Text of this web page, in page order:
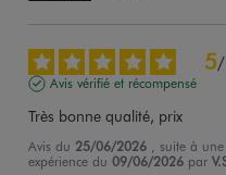
5/
Avis vérifié et récompensé
Très bonne qualité, prix
Avis du 25/06/2026
, suite à une
expérience du09/06/2026 par